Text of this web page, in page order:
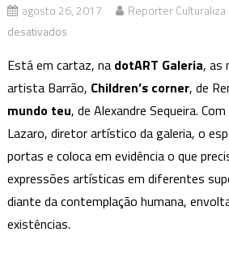
agosto 26, 2017 Reporter Culturaliza
desativadosem
Galeria
recebe
três
mostras
que
podem
visitadas
até
Está em cartaz, na dotART Galeria, as
artista Barrão, Children’s corner, de
mundo teu, de Alexandre Sequeira.
Lazaro, diretor artístico da galeria, o
portas e coloca em evidência o que
expressões artísticas em diferentes
diante da contemplação humana,
existências.